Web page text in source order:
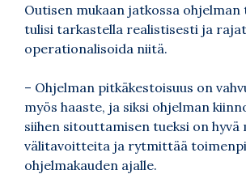
Outisen mukaan jatkossa
tulisi tarkastella realistisesti ja
operationalisoida niitä.
– Ohjelman pitkäkestoisuus on
myös haaste, ja siksi ohjelman
siihen sitouttamisen tueksi on hyvä
välitavoitteita ja rytmittää
ohjelmakauden ajalle.